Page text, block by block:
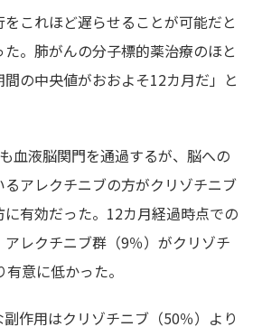
をこれほど遅らせることが可能だと
。肺がんの分子標的薬治療のほと
の中央値がおおよそ12カ月だ」と
血液脳関門を通過するが、脳への
アレクチニブの方がクリゾチニブ
有効だった。12カ月経過時点での
レクチニブ群（9％）がクリゾチ
意に低かった。
作用はクリゾチニブ（50％）より